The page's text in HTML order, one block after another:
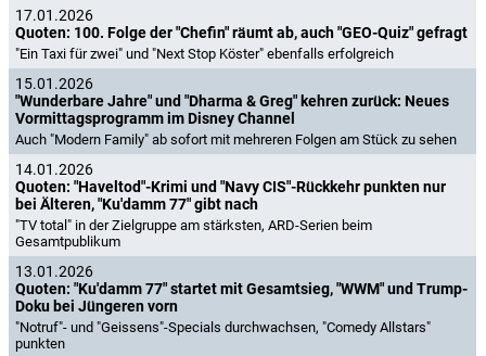
17.01.2026
Quoten: 100. Folge der "Chefin" räumt ab, auch "GEO-Quiz" gefragt
"Ein Taxi für zwei" und "Next Stop Köster" ebenfalls erfolgreich
15.01.2026
"Wunderbare Jahre" und "Dharma & Greg" kehren zurück: Neues
Vormittagsprogramm im Disney Channel
Auch "Modern Family" ab sofort mit mehreren Folgen am Stück zu sehen
14.01.2026
Quoten: "Haveltod"-Krimi und "Navy CIS"-Rückkehr punkten nur
bei Älteren, "Ku'damm 77" gibt nach
"TV total" in der Zielgruppe am stärksten, ARD-Serien beim
Gesamtpublikum
13.01.2026
Quoten: "Ku'damm 77" startet mit Gesamtsieg, "WWM" und Trump-
Doku bei Jüngeren vorn
"Notruf"- und "Geissens"-Specials durchwachsen, "Comedy Allstars"
punkten